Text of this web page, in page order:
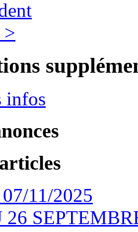
>
infos
11/2025